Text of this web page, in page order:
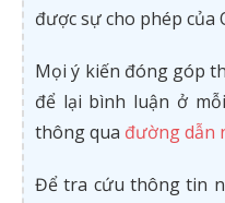
được sự cho phép của
Mọi ý kiến đóng góp
để lại bình luận ở
thông qua đường dẫn
Để tra cứu thông tin